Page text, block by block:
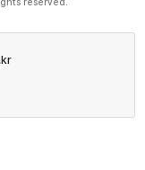
reserved.